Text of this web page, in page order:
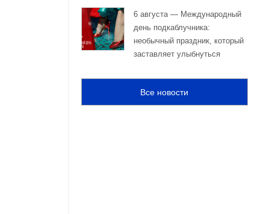
6 августа — Международный
день подкаблучника:
необычный праздник, который
заставляет улыбнуться
Все новости